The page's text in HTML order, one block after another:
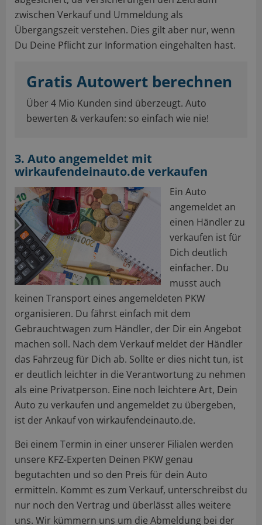
zwischen Verkauf und Ummeldung als
Übergangszeit verstehen. Dies gilt aber nur, wenn
Du Deine Pflicht zur Information eingehalten hast.
Gratis Autowert berechnen
Über 4 Mio Kunden sind überzeugt. Auto
bewerten & verkaufen: so einfach wie nie!
3. Auto angemeldet mit
wirkaufendeinauto.de verkaufen
Ein Auto
angemeldet an
einen Händler zu
verkaufen ist für
Dich deutlich
einfacher. Du
musst auch
keinen Transport eines angemeldeten PKW
organisieren. Du fährst einfach mit dem
Gebrauchtwagen zum Händler, der Dir ein Angebot
machen soll. Nach dem Verkauf meldet der Händler
das Fahrzeug für Dich ab. Sollte er dies nicht tun, ist
er deutlich leichter in die Verantwortung zu nehmen
als eine Privatperson. Eine noch leichtere Art, Dein
Auto zu verkaufen und angemeldet zu übergeben,
ist der Ankauf von wirkaufendeinauto.de.
Bei einem Termin in einer unserer Filialen werden
unsere KFZ-Experten Deinen PKW genau
begutachten und so den Preis für dein Auto
ermitteln. Kommt es zum Verkauf, unterschreibst du
nur noch den Vertrag und überlässt alles weitere
uns. Wir kümmern uns um die Abmeldung bei der